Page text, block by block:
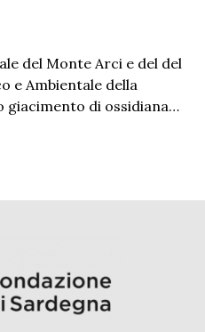
del Monte Arci e del del
e Ambientale della
giacimento di ossidiana…